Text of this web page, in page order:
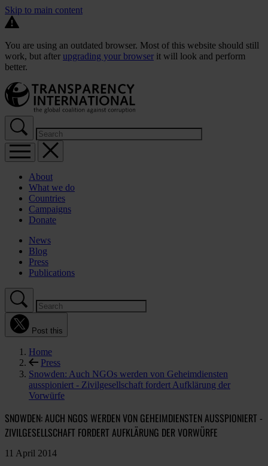
Skip to main content
You are using an outdated browser. Most of this website should still
work, but after upgrading your browser it will look and perform
better.
About
What we do
Countries
Campaigns
Donate
News
Blog
Press
Publications
Post this
Home
Press
Snowden: Auch NGOs werden von Geheimdiensten
ausspioniert - Zivilgesellschaft fordert Aufklärung der
Vorwürfe
SNOWDEN: AUCH NGOS WERDEN VON GEHEIMDIENSTEN AUSSPIONIERT -
ZIVILGESELLSCHAFT FORDERT AUFKLÄRUNG DER VORWÜRFE
11 April 2014